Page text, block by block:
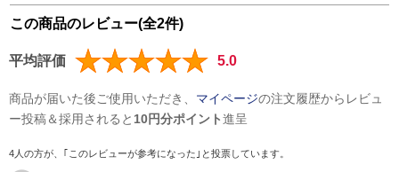
この商品のレビュー(全2件)
平均評価 5.0
商品が届いた後ご使用いただき、 マイページの注文履歴からレビュ
ー投稿＆採用されると 10円分ポイント進呈
4人の方が、｢このレビューが参考になった｣と投票しています。